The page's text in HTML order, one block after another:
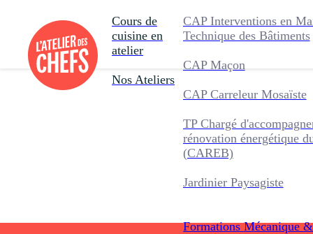
Cours de
cuisine en
atelier
Nos Ateliers
CAP Interventions en
Technique des Bâtiments
CAP Maçon
CAP Carreleur Mosaïste
TP Chargé
rénovation énergétique
(CAREB)
Jardinier Paysagiste
Formations Mécanique